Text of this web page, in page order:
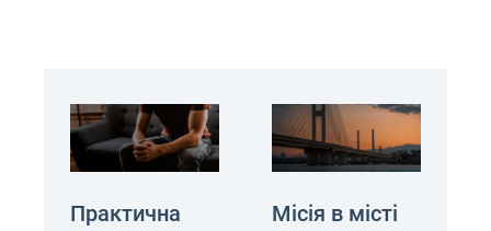
Практична
Місія в місті